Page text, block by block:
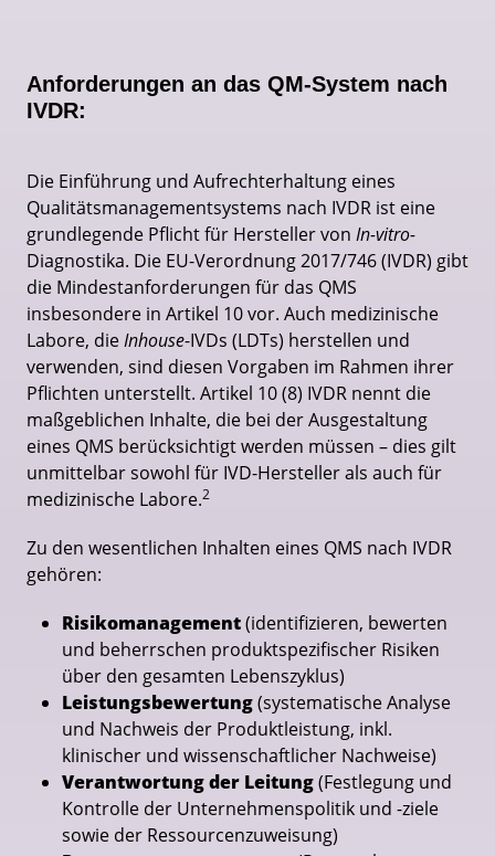
Anforderungen an das QM-System nach
IVDR:
Die Einführung und Aufrechterhaltung eines
Qualitätsmanagementsystems nach IVDR ist eine
grundlegende Pflicht für Hersteller von In-vitro-
Diagnostika. Die EU-Verordnung 2017/746 (IVDR) gibt
die Mindestanforderungen für das QMS
insbesondere in Artikel 10 vor. Auch medizinische
Labore, dieInhouse-IVDs (LDTs) herstellen und
verwenden, sind diesen Vorgaben im Rahmen ihrer
Pflichten unterstellt. Artikel 10 (8) IVDR nennt die
maßgeblichen Inhalte, die bei der Ausgestaltung
eines QMS berücksichtigt werden müssen – dies gilt
unmittelbar sowohl für IVD-Hersteller als auch für
medizinische Labore.2
Zu den wesentlichen Inhalten eines QMS nach IVDR
gehören:
Risikomanagement(identifizieren, bewerten
und beherrschen produktspezifischer Risiken
über den gesamten Lebenszyklus)
Leistungsbewertung(systematische Analyse
und Nachweis der Produktleistung, inkl.
klinischer und wissenschaftlicher Nachweise)
Verantwortung der Leitung(Festlegung und
Kontrolle der Unternehmenspolitik und -ziele
sowie der Ressourcenzuweisung)